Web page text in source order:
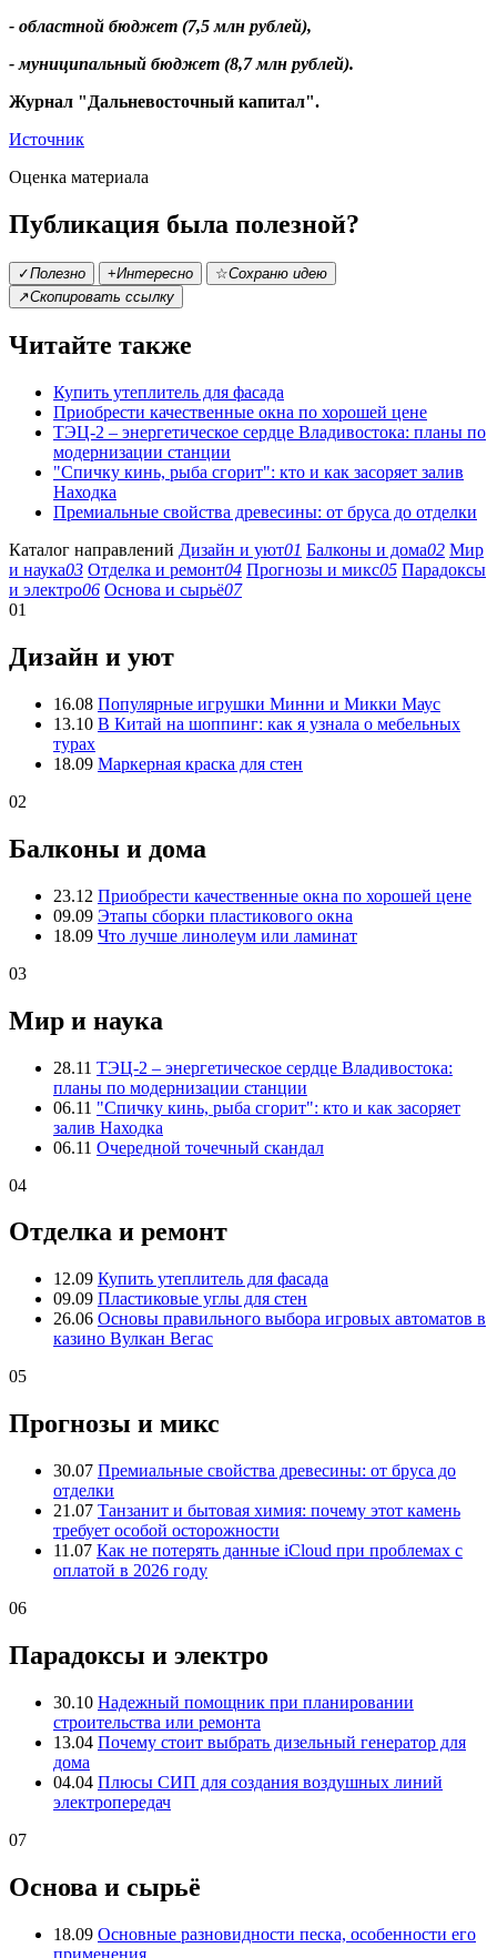
- областной бюджет (7,5 млн рублей),
- муниципальный бюджет (8,7 млн рублей).
Журнал "Дальневосточный капитал".
Источник
Оценка материала
Публикация была полезной?
✓Полезно +Интересно ☆Сохраню идею
↗Скопировать ссылку
Читайте также
Купить утеплитель для фасада
Приобрести качественные окна по хорошей цене
ТЭЦ-2 – энергетическое сердце Владивостока: планы по
модернизации станции
"Спичку кинь, рыба сгорит": кто и как засоряет залив
Находка
Премиальные свойства древесины: от бруса до отделки
Каталог направлений Дизайн и уют01 Балконы и дома02 Мир
и наука03 Отделка и ремонт04 Прогнозы и микс05 Парадоксы
и электро06 Основа и сырьё07
01
Дизайн и уют
16.08 Популярные игрушки Минни и Микки Маус
13.10 В Китай на шоппинг: как я узнала о мебельных
турах
18.09 Маркерная краска для стен
02
Балконы и дома
23.12 Приобрести качественные окна по хорошей цене
09.09 Этапы сборки пластикового окна
18.09 Что лучше линолеум или ламинат
03
Мир и наука
28.11 ТЭЦ-2 – энергетическое сердце Владивостока:
планы по модернизации станции
06.11 "Спичку кинь, рыба сгорит": кто и как засоряет
залив Находка
06.11 Очередной точечный скандал
04
Отделка и ремонт
12.09 Купить утеплитель для фасада
09.09 Пластиковые углы для стен
26.06 Основы правильного выбора игровых автоматов в
казино Вулкан Вегас
05
Прогнозы и микс
30.07 Премиальные свойства древесины: от бруса до
отделки
21.07 Танзанит и бытовая химия: почему этот камень
требует особой осторожности
11.07 Как не потерять данные iCloud при проблемах с
оплатой в 2026 году
06
Парадоксы и электро
30.10 Надежный помощник при планировании
строительства или ремонта
13.04 Почему стоит выбрать дизельный генератор для
дома
04.04 Плюсы СИП для создания воздушных линий
электропередач
07
Основа и сырьё
18.09 Основные разновидности песка, особенности его
применения